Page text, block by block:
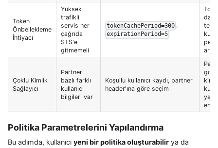
Token
Önbellekleme
İhtiyacı
Yüksek
trafikli
servis her
çağrıda
STS'e
gitmemeli
tokenCachePeriod=300 ,
expirationPeriod=5
Çoklu Kimlik
Sağlayıcı
Partner
bazlı farklı
kullanıcı
bilgileri var
Koşullu kullanıcı kaydı, partner
header'ına göre seçim
Politika Parametrelerini Yapılandırma
Bu adımda, kullanıcı yeni bir politika oluşturabilir ya da